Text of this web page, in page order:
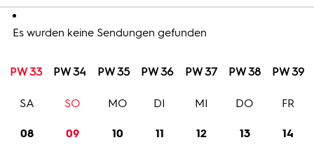
Meldungen
Programm
Es wurden keine Sendungen gefunden
PW 33 PW 34 PW 35 PW 36 PW 37 PW 38 PW 39
08
SA
09
SO
10
MO
11
DI
12
MI
13
DO
14
FR